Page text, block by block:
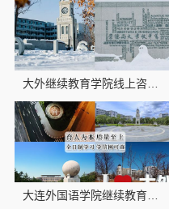
大连外国语学院继续教育学院今日讯息日语专业